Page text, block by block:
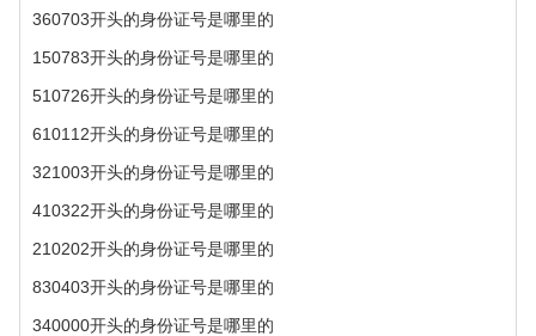
360703开头的身份证号是哪里的
150783开头的身份证号是哪里的
510726开头的身份证号是哪里的
610112开头的身份证号是哪里的
321003开头的身份证号是哪里的
410322开头的身份证号是哪里的
210202开头的身份证号是哪里的
830403开头的身份证号是哪里的
340000开头的身份证号是哪里的